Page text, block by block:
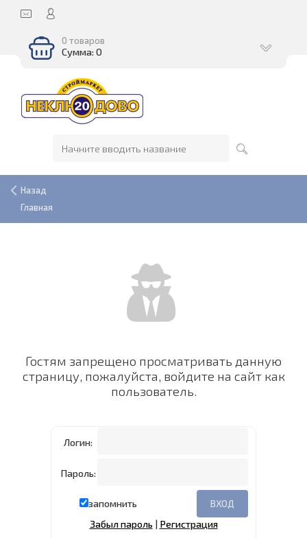
0 товаров
Сумма: 0
Назад
Главная
Гостям запрещено просматривать данную
страницу, пожалуйста, войдите на сайт как
пользователь.
Логин:
Пароль:
запомнить
Забыл пароль | Регистрация